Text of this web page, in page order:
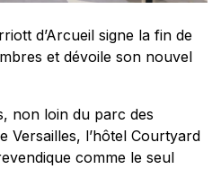
d’Arcueil signe la fin de
et dévoile son nouvel
non loin du parc des
Versailles, l’hôtel Courtyard
comme le seul